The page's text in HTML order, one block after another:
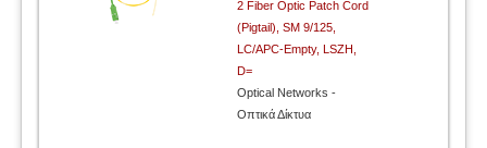
2 Fiber Optic Patch Cord
(Pigtail), SM 9/125,
LC/APC-Empty, LSZH,
D=
Optical Networks -
Οπτικά Δίκτυα